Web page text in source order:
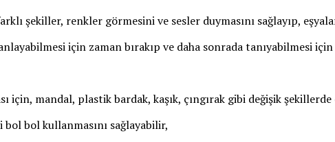
şekiller, renkler görmesini ve sesler duymasını sağlayıp,
için zaman bırakıp ve daha sonrada tanıyabilmesi
için, mandal, plastik bardak, kaşık, çıngırak gibi değişik şekillerde
bol kullanmasını sağlayabilir,